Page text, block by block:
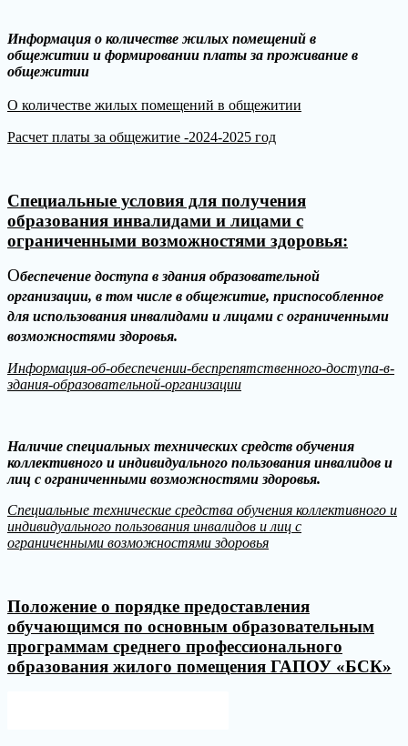
Информация о количестве жилых помещений в
общежитии и формировании платы за проживание в
общежитии
О количестве жилых помещений в общежитии
Расчет платы за общежитие -2024-2025 год
Специальные условия для получения
образования инвалидами и лицами с
ограниченными возможностями здоровья:
Обеспечение доступа в здания образовательной
организации, в том числе в общежитие, приспособленное
для использования инвалидами и лицами с ограниченными
возможностями здоровья.
Информация-об-обеспечении-беспрепятственного-доступа-в-
здания-образовательной-организации
Наличие специальных технических средств обучения
коллективного и индивидуального пользования инвалидов и
лиц с ограниченными возможностями здоровья.
Специальные технические средства обучения коллективного и
индивидуального пользования инвалидов и лиц с
ограниченными возможностями здоровья
Положение о порядке предоставления
обучающимся по основным образовательным
программам среднего профессионального
образования жилого помещения ГАПОУ «БСК»